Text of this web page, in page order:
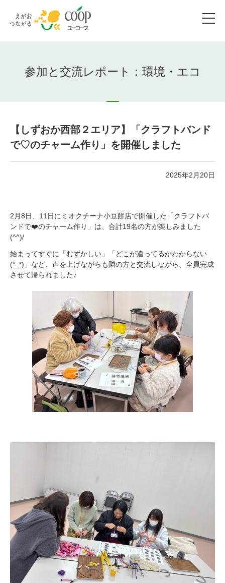
参加と交流レポート：環境・エコ
【しずおか西部２エリア】「クラフトバンド
で♡のチャーム作り」を開催しました
2025年2月20日
2月8日、11日にミオクチーナ小豆餅店で開催した「クラフトバ
ンドで❤️のチャーム作り」は、合計19名の方が楽しみました
(^^)/
始まってすぐに「むずかしい」「どこが違ってるかわからない
(*_*)」など、声を上げながらも隣の方と交流しながら、全員完成
させて帰られました♪